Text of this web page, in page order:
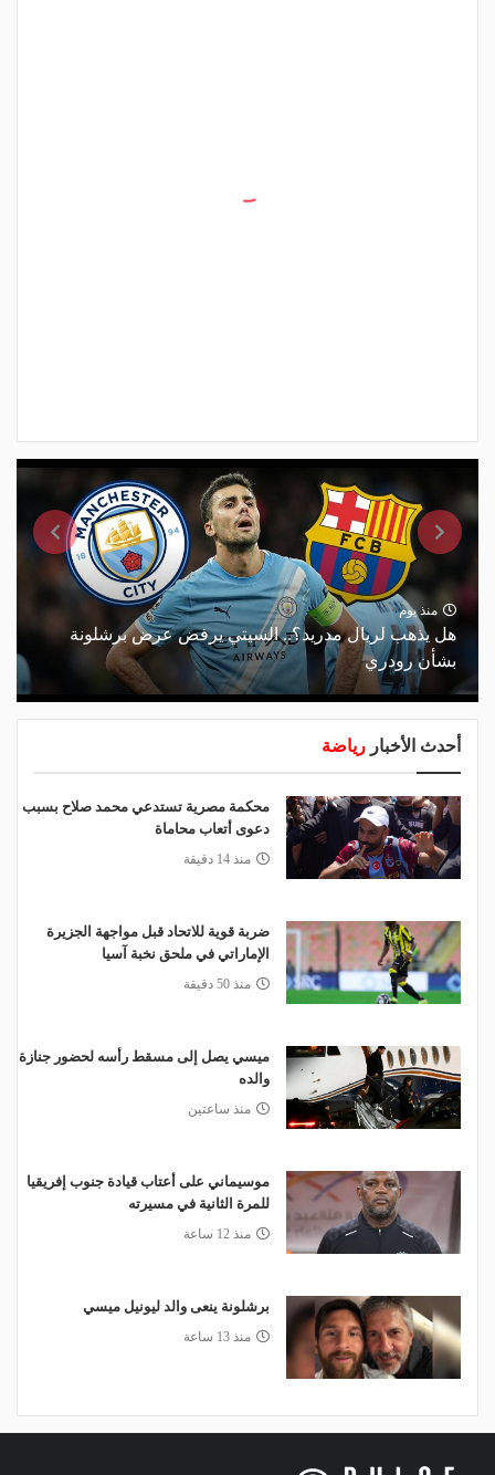
منذ يوم
هل يذهب لريال مدريد؟.. السيتي يرفض عرض برشلونة
بشأن رودري
أحدث الأخبار رياضة
محكمة مصرية تستدعي محمد صلاح بسبب
دعوى أتعاب محاماة
منذ 14 دقيقة
ضربة قوية للاتحاد قبل مواجهة الجزيرة
الإماراتي في ملحق نخبة آسيا
منذ 50 دقيقة
ميسي يصل إلى مسقط رأسه لحضور جنازة
والده
منذ ساعتين
موسيماني على أعتاب قيادة جنوب إفريقيا
للمرة الثانية في مسيرته
منذ 12 ساعة
برشلونة ينعى والد ليونيل ميسي
منذ 13 ساعة